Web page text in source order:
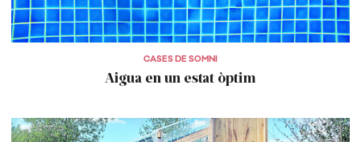
CASES DE SOMNI
Aigua en un estat òptim